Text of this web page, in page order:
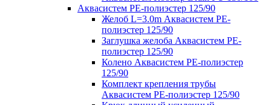
Аквасистем PE-полиэстер 125/90
Желоб L=3.0m Аквасистем PE-
полиэстер 125/90
Заглушка желоба Аквасистем PE-
полиэстер 125/90
Колено Аквасистем PE-полиэстер
125/90
Комплект крепления трубы
Аквасистем PE-полиэстер 125/90